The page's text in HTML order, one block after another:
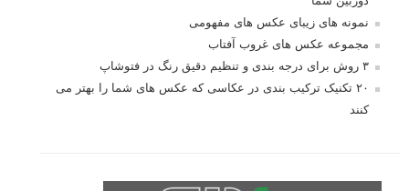
نمونه های زیبای عکس های مفهومی
مجموعه عکس های غروب آفتاب
۳ روش برای درجه بندی و تنظیم دقیق رنگ در فتوشاپ
۲۰ تکنیک ترکیب بندی در عکاسی که عکس های شما را بهتر می
کنند